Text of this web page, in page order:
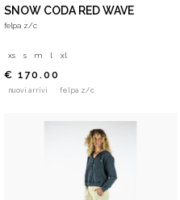
SNOW CODA RED WAVE
felpa z/c
xs s m l xl
€ 170.00
nuovi arrivi felpa z/c